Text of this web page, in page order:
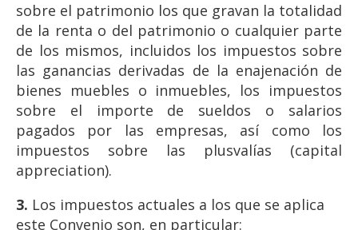
sobre el patrimonio los que gravan la totalidad
de la renta o del patrimonio o cualquier parte
de los mismos, incluidos los impuestos sobre
las ganancias derivadas de la enajenación de
bienes muebles o inmuebles, los impuestos
sobre el importe de sueldos o salarios
pagados por las empresas, así como los
impuestos sobre las plusvalías (capital
appreciation).
3. Los impuestos actuales a los que se aplica
este Convenio son, en particular: